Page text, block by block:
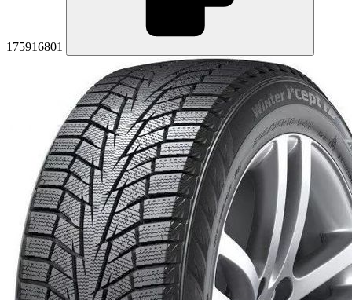
175916801